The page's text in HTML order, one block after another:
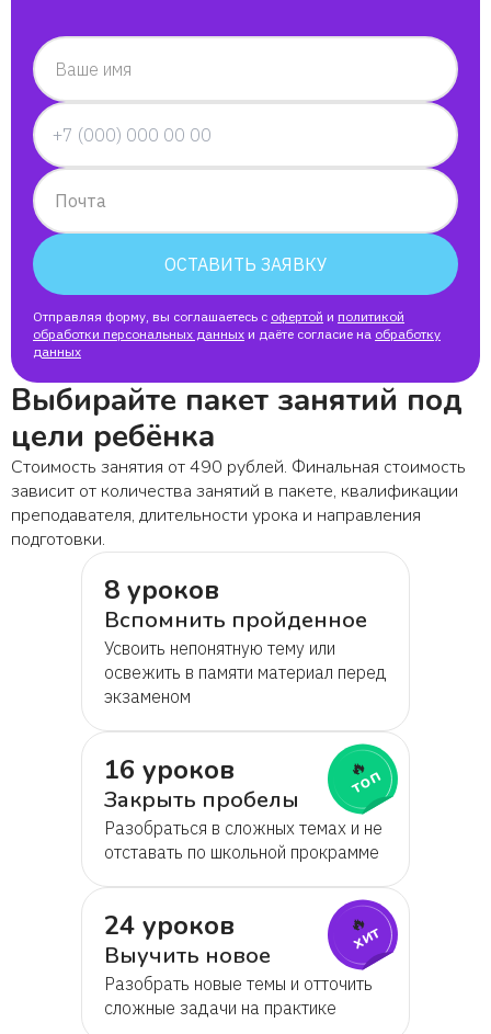
Ваше имя
Почта
ОСТАВИТЬ ЗАЯВКУ
Отправляя форму, вы соглашаетесь с офертой и политикой
обработки персональных данных и даёте согласие на обработку
данных
Выбирайте пакет занятий под
цели ребёнка
Стоимость занятия от 490 рублей. Финальная стоимость
зависит от количества занятий в пакете, квалификации
преподавателя, длительности урока и направления
подготовки.
8 уроков
Вспомнить пройденное
Усвоить непонятную тему или
освежить в памяти материал перед
экзаменом
16 уроков
Закрыть пробелы
Разобраться в сложных темах и не
отставать по школьной прокрамме
🔥
топ
24 уроков
Выучить новое
Разобрать новые темы и отточить
сложные задачи на практике
🔥
хит